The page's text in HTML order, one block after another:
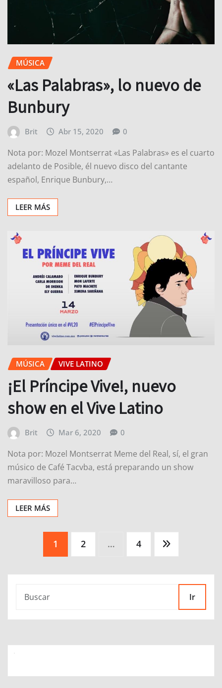
MÚSICA
«Las Palabras», lo nuevo de
Bunbury
Brit Abr 15, 2020 0
Nota por: Mozel Montserrat «Las Palabras» es el cuarto
adelanto de Posible, él nuevo disco del cantante
español, Enrique Bunbury,…
LEER MÁS
MÚSICA VIVE LATINO
¡El Príncipe Vive!, nuevo
show en el Vive Latino
Brit Mar 6, 2020 0
Nota por: Mozel Montserrat Meme del Real, sí, el gran
músico de Café Tacvba, está preparando un show
maravilloso para…
LEER MÁS
1 2 … 4
Ir